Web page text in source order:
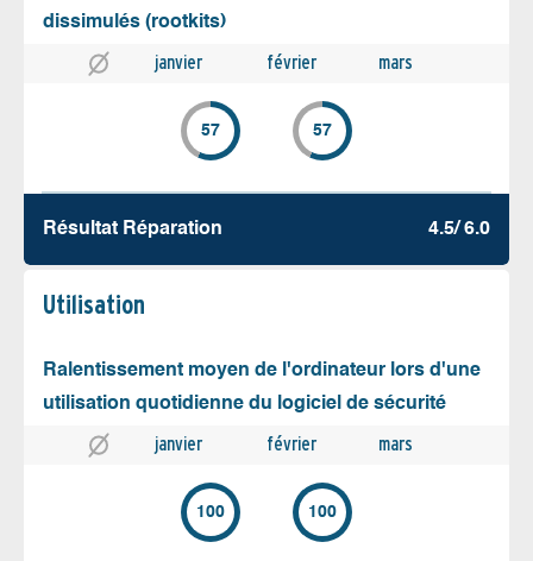
dissimulés (rootkits)
janvier février mars
57 57
Résultat Réparation 4.5/ 6.0
Utilisation
Ralentissement moyen de l'ordinateur lors d'une
utilisation quotidienne du logiciel de sécurité
janvier février mars
100 100